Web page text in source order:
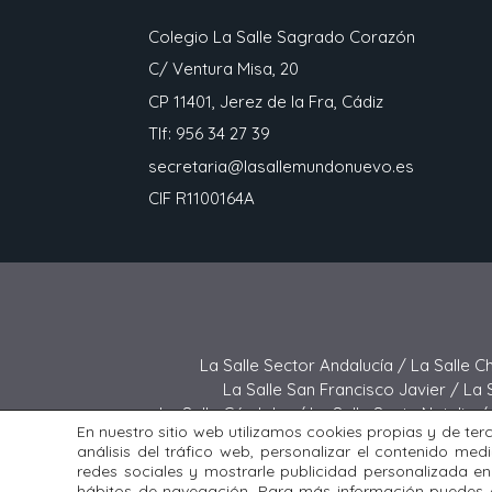
Colegio La Salle Sagrado Corazón
C/ Ventura Misa, 20
CP 11401, Jerez de la Fra, Cádiz
Tlf: 956 34 27 39
secretaria@lasallemundonuevo.es
CIF R1100164A
La Salle Sector Andalucía / La Salle
La Salle San Francisco Javier / La
La Salle Córdoba /La Salle Santa Natalia /
La Salle Buen Consejo /La
Todos los derechos reservados.
En nuestro sitio web utilizamos cookies propias y de
análisis del tráfico web, personalizar el contenido
redes sociales y mostrarle publicidad personalizada